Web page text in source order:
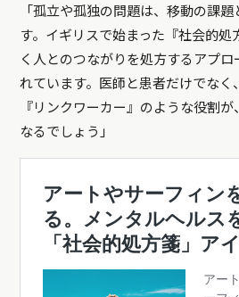
「孤立や孤独の問題は、移動の課
す。イギリスで始まった『社会的
く人とのつながりを処方するアプ
れています。医師と患者だけでなく
『リンクワーカー』のような役割
なるでしょう」